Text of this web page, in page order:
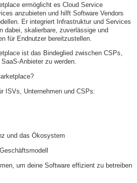
ermöglicht es Cloud Service
anzubieten und hilft Software Vendors
Er integriert Infrastruktur und Services
dabei, skalierbare, zuverlässige und
für Endnutzer bereitzustellen.
ist das Bindeglied zwischen CSPs,
Anbieter zu werden.
ISVs, Unternehmen und CSPs:
und das Ökosystem
um deine Software effizient zu betreiben